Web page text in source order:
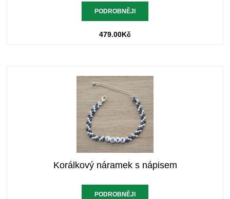
PODROBNĚJI
479.00Kč
Korálkový náramek s nápisem
PODROBNĚJI